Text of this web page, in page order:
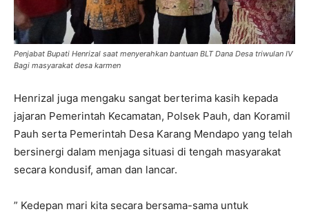
Penjabat Bupati Henrizal saat menyerahkan bantuan BLT Dana Desa triwulan IV
Bagi masyarakat desa karmen
Henrizal juga mengaku sangat berterima kasih kepada
jajaran Pemerintah Kecamatan, Polsek Pauh, dan Koramil
Pauh serta Pemerintah Desa Karang Mendapo yang telah
bersinergi dalam menjaga situasi di tengah masyarakat
secara kondusif, aman dan lancar.
” Kedepan mari kita secara bersama-sama untuk